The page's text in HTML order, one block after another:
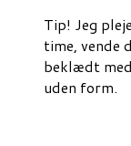
Tip! Jeg
time, vende
beklædt
uden form.